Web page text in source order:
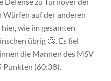
Würfen auf der anderen
wie im gesamten
übrig 🙄. Es fiel
die Mannen des MSV
(60:38).